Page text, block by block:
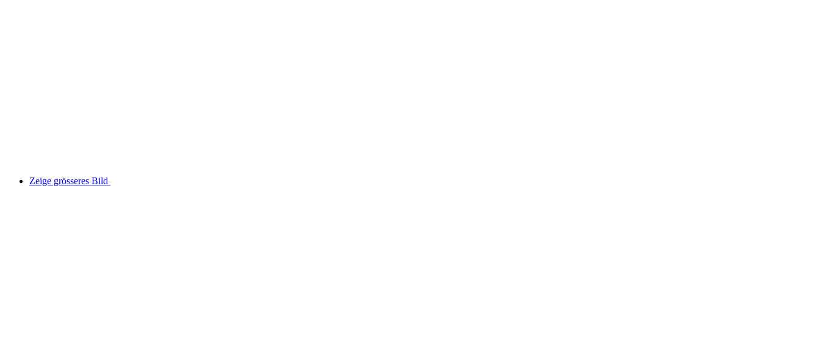
Zeige grösseres Bild